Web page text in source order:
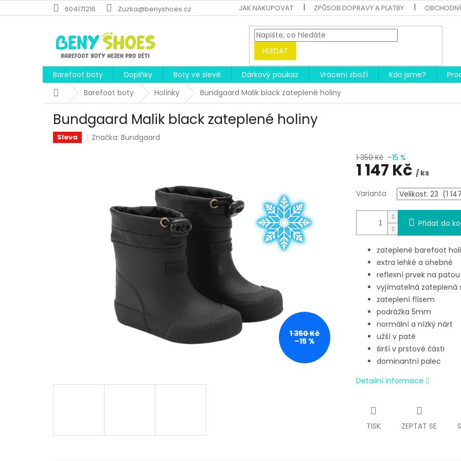
na
604171216 Zuzka@benyshoes.cz JAK NAKUPOVAT ZPŮSOB DOPRAVY A PLATBY OBCHODNÍ
HLEDAT
Barefoot boty Doplňky Boty ve slevě Dárkový poukaz Vrácení zboží Kdo jsme?
DomůBarefoot boty Holínky Bundgaard Malik black zateplené holiny
Bundgaard Malik black zateplené holiny
Sleva Značka:Bundgaard
1 350 Kč
–15 %
1 350 Kč –15 %
1 147 Kč / ks
cena:
Varianta
Přidat do
zateplené barefoot
extra lehké a ohebné
reflexní prvek na patou
vyjímatelná zateplená
zateplení flísem
podrážka 5mm
normální a nízký nárt
užší v patě
širší v prstové části
dominantní palec
Detailní informace
TISK ZEPTAT SE